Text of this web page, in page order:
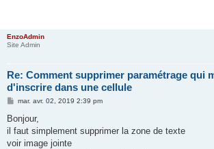
EnzoAdmin
Site Admin
Re: Comment supprimer paramétrage qui
d'inscrire dans une cellule
M
s
a
g
mar. avr. 02, 2019 2:39 pm
Bonjour,
il faut simplement supprimer la zone de texte
voir image jointe